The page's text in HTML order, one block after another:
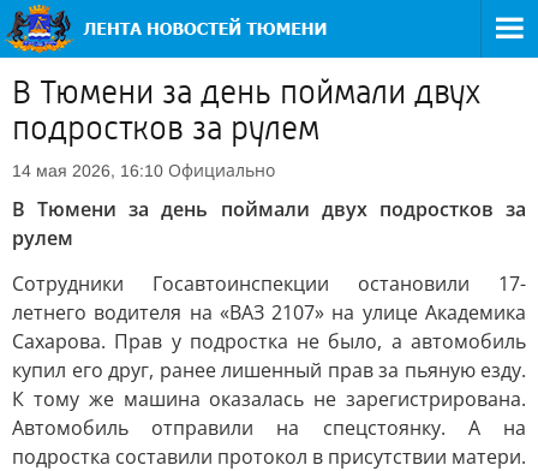
В Тюмени за день поймали двух
подростков за рулем
14 мая 2026, 16:10 Официально
В Тюмени за день поймали двух подростков за
рулем
Сотрудники Госавтоинспекции остановили 17-
летнего водителя на «ВАЗ 2107» на улице Академика
Сахарова. Прав у подростка не было, а автомобиль
купил его друг, ранее лишенный прав за пьяную езду.
К тому же машина оказалась не зарегистрирована.
Автомобиль отправили на спецстоянку. А на
подростка составили протокол в присутствии матери.